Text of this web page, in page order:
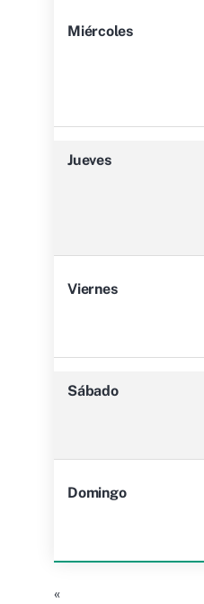
Miércoles
Jueves
Viernes
Sábado
Domingo
«